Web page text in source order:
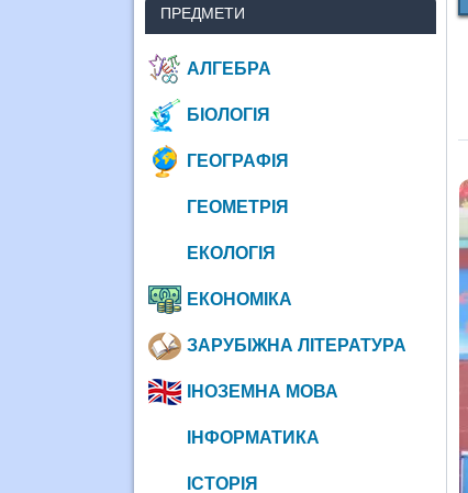
ПРЕДМЕТИ
АЛГЕБРА
БІОЛОГІЯ
ГЕОГРАФІЯ
ГЕОМЕТРІЯ
ЕКОЛОГІЯ
ЕКОНОМІКА
ЗАРУБІЖНА ЛІТЕРАТУРА
ІНОЗЕМНА МОВА
ІНФОРМАТИКА
ІСТОРІЯ